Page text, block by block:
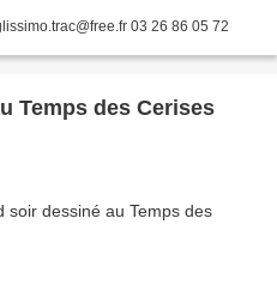
03 26 86 05 72
Temps des Cerises